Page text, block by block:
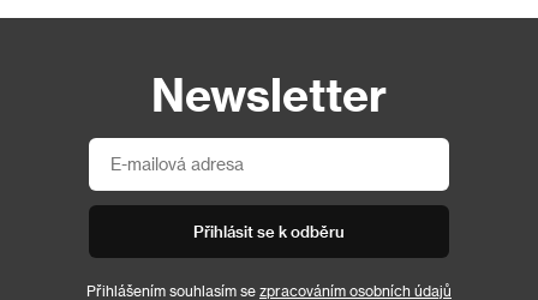
Newsletter
Přihlásit se k odběru
Přihlášením souhlasím se zpracováním osobních údajů